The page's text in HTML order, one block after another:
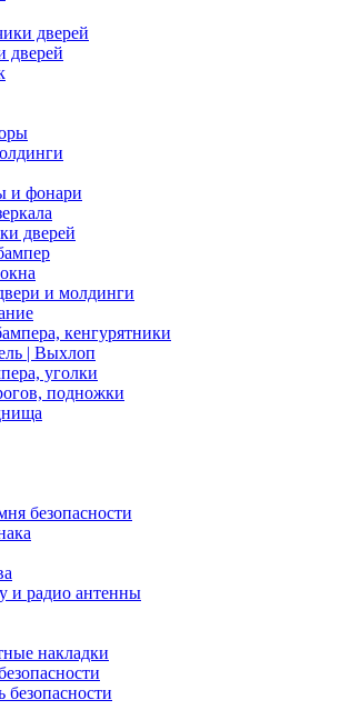
дверей
дверей
и фонари
дверей
и молдинги
кенгурятники
| Выхлоп
уголки
подножки
безопасности
и радио антенны
накладки
безопасности